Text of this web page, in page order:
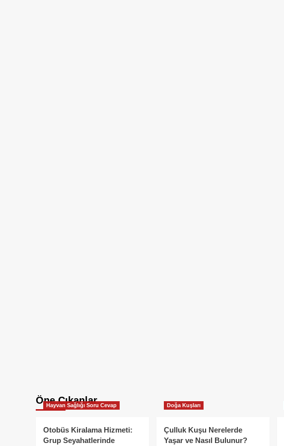
Öne Çıkanlar
Hayvan Sağlığı Soru Cevap
Otobüs Kiralama Hizmeti:
Grup Seyahatlerinde
Doğa Kuşları
Çulluk Kuşu Nerelerde
Yaşar ve Nasıl Bulunur?